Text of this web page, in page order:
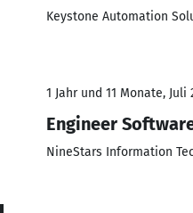
Keystone Automation
1 Jahr und 11 Monate, Juli
Engineer
NineStars Information